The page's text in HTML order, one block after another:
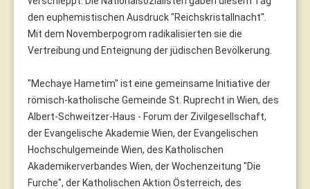
den euphemistischen Ausdruck "Reichskristallnacht".
Mit dem Novemberpogrom radikalisierten sie die
Vertreibung und Enteignung der jüdischen Bevölkerung.
"Mechaye Hametim" ist eine gemeinsame Initiative der
römisch-katholische Gemeinde St. Ruprecht in Wien, des
Albert-Schweitzer-Haus - Forum der Zivilgesellschaft,
der Evangelische Akademie Wien, der Evangelischen
Hochschulgemeinde Wien, des Katholischen
Akademikerverbandes Wien, der Wochenzeitung "Die
Furche", der Katholischen Aktion Österreich, des